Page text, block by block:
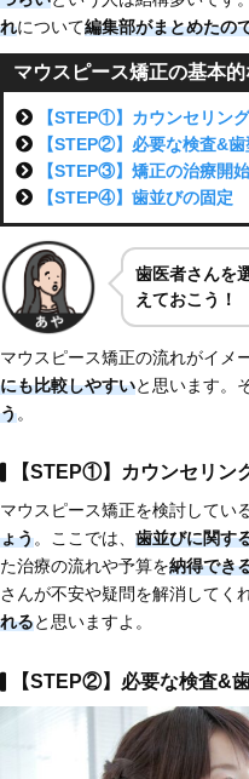
れについて編集部がまとめたの
マウスピース矯正の基本
【STEP①】カウンセリング
【STEP②】必要な検査&歯
【STEP③】矯正の治療開始
【STEP④】歯並びの固定
歯医者さんを
えておこう！
マウスピース矯正の流れがイメ
にも比較しやすいと思います。
う。
【STEP①】カウンセリン
マウスピース矯正を検討してい
ょう。ここでは、 歯並びに関す
た治療の流れや予算を納得でき
さんが不安や疑問を解消してくれ
れると思いますよ。
【STEP②】必要な検査&